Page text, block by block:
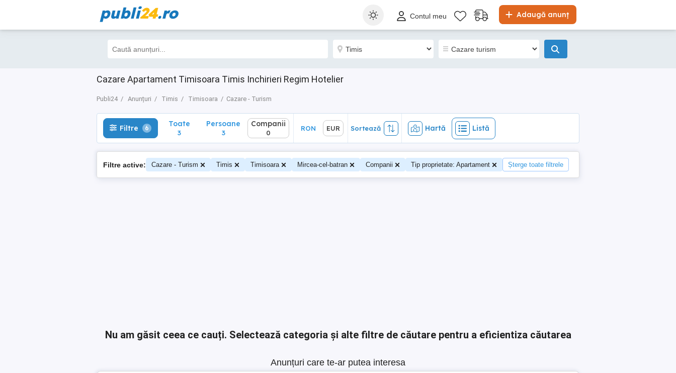
publi24.ro Adaugă anunț
Contul meu
Cazare Apartament Timisoara Timis Inchirieri Regim Hotelier
Publi24 Anunțuri Timis Timisoara Cazare - Turism
Filtre 6 Toate
3
Sortează Hartă Listă
Filtre 6 Toate
3
Persoane
3
Companii
0
RON EUR Sortează Hartă Listă
Filtre active: Cazare - Turism Timis Timisoara Mircea-cel-batran Companii Tip proprietate: Apartament Șterge toate filtrele
Nu am găsit ceea ce cauți. Selectează categoria și alte filtre de căutare pentru a eficientiza căutarea
Anunțuri care te-ar putea interesa